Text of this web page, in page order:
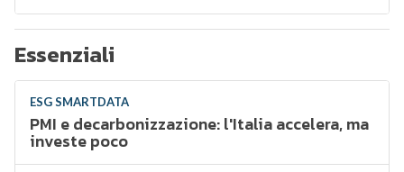
Essenziali
ESG SMARTDATA
PMI e decarbonizzazione: l'Italia accelera, ma
investe poco